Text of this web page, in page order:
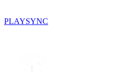
PLAYSYNC